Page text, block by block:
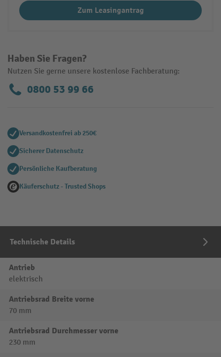
Haben Sie Fragen?
Nutzen Sie gerne unsere kostenlose Fachberatung:
0800 53 99 66
Zum Leasingantrag
Versandkostenfrei ab 250€
Sicherer Datenschutz
Persönliche Kaufberatung
Käuferschutz - Trusted Shops
Technische Details
Antrieb
elektrisch
Antriebsrad Breite vorne
70 mm
Antriebsrad Durchmesser vorne
230 mm